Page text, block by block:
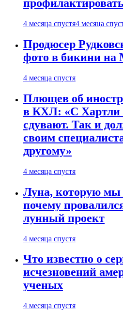
4 месяца спустя4 месяца
Продюсер
фото в бикини на
4 месяца спустя
Плющев об
в КХЛ: «С
сдувают. Так и
своим
другому»
4 месяца спустя
Луна, которую мы
почему
лунный проект
4 месяца спустя
Что известно о
исчезновений
ученых
4 месяца спустя